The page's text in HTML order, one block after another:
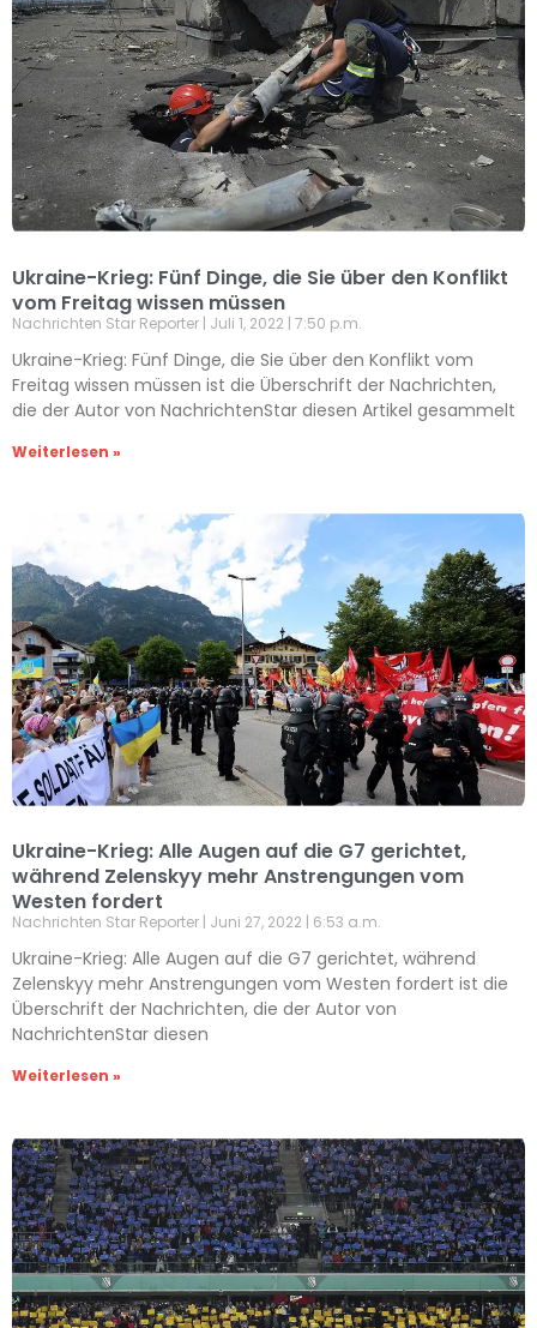
Ukraine-Krieg: Fünf Dinge, die Sie über den Konflikt
vom Freitag wissen müssen
Nachrichten Star Reporter Juli 1, 2022 7:50 p.m.
Ukraine-Krieg: Fünf Dinge, die Sie über den Konflikt vom
Freitag wissen müssen ist die Überschrift der Nachrichten,
die der Autor von NachrichtenStar diesen Artikel gesammelt
Weiterlesen »
Ukraine-Krieg: Alle Augen auf die G7 gerichtet,
während Zelenskyy mehr Anstrengungen vom
Westen fordert
Nachrichten Star Reporter Juni 27, 2022 6:53 a.m.
Ukraine-Krieg: Alle Augen auf die G7 gerichtet, während
Zelenskyy mehr Anstrengungen vom Westen fordert ist die
Überschrift der Nachrichten, die der Autor von
NachrichtenStar diesen
Weiterlesen »